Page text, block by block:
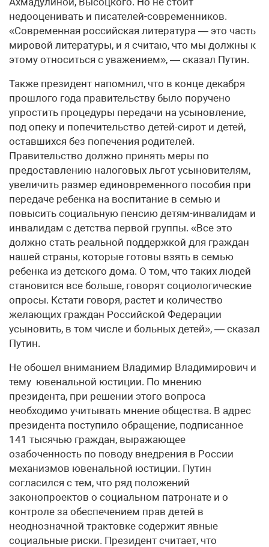
недооценивать и писателей-современников.
«Современная российская литература — это часть
мировой литературы, и я считаю, что мы должны к
этому относиться с уважением», — сказал Путин.
Также президент напомнил, что в конце декабря
прошлого года правительству было поручено
упростить процедуры передачи на усыновление,
под опеку и попечительство детей-сирот и детей,
оставшихся без попечения родителей.
Правительство должно принять меры по
предоставлению налоговых льгот усыновителям,
увеличить размер единовременного пособия при
передаче ребенка на воспитание в семью и
повысить социальную пенсию детям-инвалидам и
инвалидам с детства первой группы. «Все это
должно стать реальной поддержкой для граждан
нашей страны, которые готовы взять в семью
ребенка из детского дома. О том, что таких людей
становится все больше, говорят социологические
опросы. Кстати говоря, растет и количество
желающих граждан Российской Федерации
усыновить, в том числе и больных детей», — сказал
Путин.
Не обошел вниманием Владимир Владимирович и
тему ювенальной юстиции. По мнению
президента, при решении этого вопроса
необходимо учитывать мнение общества. В адрес
президента поступило обращение, подписанное
141 тысячью граждан, выражающее
озабоченность по поводу внедрения в России
механизмов ювенальной юстиции. Путин
согласился с тем, что ряд положений
законопроектов о социальном патронате и о
контроле за обеспечением прав детей в
неоднозначной трактовке содержит явные
социальные риски. Президент считает, что